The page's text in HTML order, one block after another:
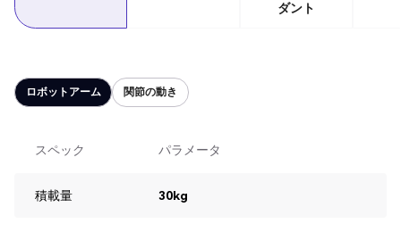
ダント
ロボットアーム 関節の動き
スペック パラメータ
積載量 30kg